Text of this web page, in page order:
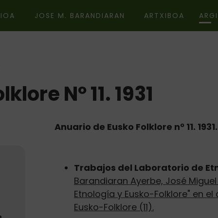
JOSE M. BARANDIARAN ARTXIBOA
Nº 11. 1931
Anuario de Eusko Folklore nº 11. 1931.
Trabajos del Laboratorio de
Barandiaran Ayerbe, José
Etnología y Eusko-Folklore" en el
Eusko-Folklore (11).